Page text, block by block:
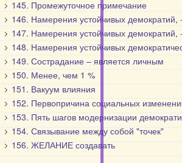
145. Промежуточное примечание
146. Намерения устойчивых демократий,
147. Намерения устойчивых демократий,
148. Намерения устойчивых
149. Сострадание – является личным
150. Менее, чем 1 %
151. Вакуум влияния
152. Первопричина социальных
153. Пять шагов модернизации
154. Связывание между собой "точек"
156. ЖЕЛАНИЕ создавать